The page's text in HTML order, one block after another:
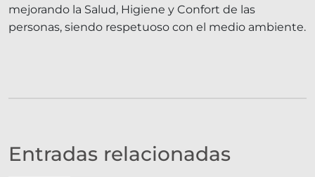
mejorando la Salud, Higiene y Confort de las
personas, siendo respetuoso con el medio ambiente.
Entradas relacionadas